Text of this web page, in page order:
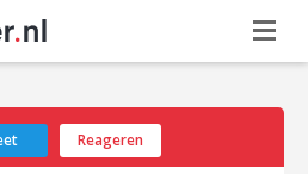
Reageren